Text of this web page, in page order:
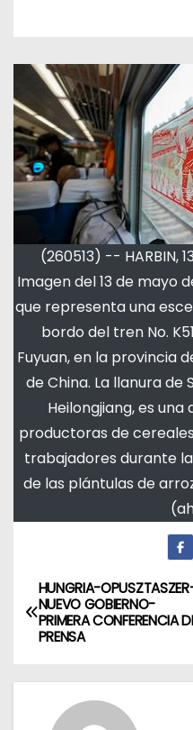
(260513) -- HARBIN,
Imagen del 13 de mayo
que representa una
bordo del tren No.
Fuyuan, en la provincia
de China. La llanura de
Heilongjiang, es
productoras de
trabajadores durante
de las plántulas de
N
a
HUNGRIA-
NUEVO GOBIERNO-
PRIMERA CONFERENCIA
PRENSA